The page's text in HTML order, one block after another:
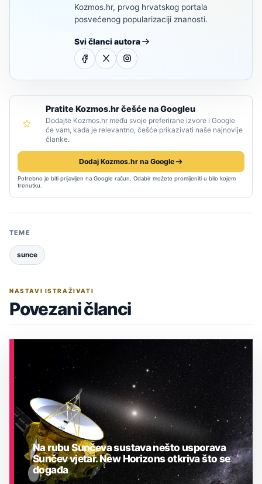
Kozmos.hr, prvog hrvatskog portala
posvećenog popularizaciji znanosti.
Svi članci autora
Pratite Kozmos.hr češće na Googleu
Dodajte Kozmos.hr među svoje preferirane izvore i Google
će vam, kada je relevantno, češće prikazivati naše najnovije
članke.
Dodaj Kozmos.hr na Google
Potrebno je biti prijavljen na Google račun. Odabir možete promijeniti u bilo kojem
trenutku.
TEME
sunce
NASTAVI ISTRAŽIVATI
Povezani članci
Na rubu Sunčeva sustava nešto usporava
Sunčev vjetar. New Horizons otkriva što se
događa